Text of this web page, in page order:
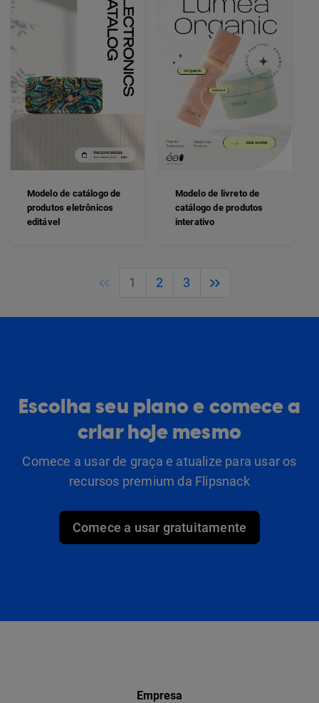
Modelo de catálogo de
produtos eletrônicos
editável
Modelo de livreto de
catálogo de produtos
interativo
Previous
1 2 3 Next
Escolha seu plano e comece a
criar hoje mesmo
Comece a usar de graça e atualize para usar os
recursos premium da Flipsnack
Comece a usar gratuitamente
Empresa